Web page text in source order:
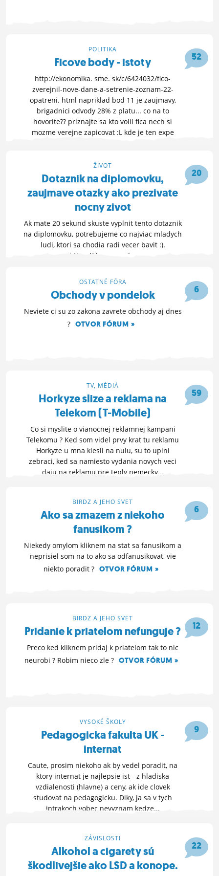
52
POLITIKA
Ficove body - istoty
http://ekonomika. sme. sk/c/6424032/fico-
zverejnil-nove-dane-a-setrenie-zoznam-22-
opatreni. html napriklad bod 11 je zaujmavy,
brigadnici odvody 28% z platu... co na to
hovorite?? priznajte sa kto volil fica nech si
mozme verejne zapicovat :L kde je ten expe
19. 6. 2012 18:05
20
ŽIVOT
Dotaznik na diplomovku,
zaujmave otazky ako prezivate
nocny zivot
Ak mate 20 sekund skuste vyplnit tento dotaznik
na diplomovku, potrebujeme co najviac mladych
ludi, ktori sa chodia radi vecer bavit :).
https://docs. google.
formkey=dDdiMVVMOG80d0EyNGo3QnRtdDhyTXc6MQ
OTVOR FÓRUM » 6
OSTATNÉ FÓRA
Obchody v pondelok
Neviete ci su zo zakona zavrete obchody aj dnes
? OTVOR FÓRUM »
59
TV, MÉDIÁ
Horkyze slize a reklama na
Telekom (T-Mobile)
Co si myslite o vianocnej reklamnej kampani
Telekomu ? Ked som videl prvy krat tu reklamu
Horkyze u mna klesli na nulu, su to uplni
zebraci, ked sa namiesto vydania novych veci
daju na reklamu pre teply nemecky...
15. 11. 2011 16:20
6
BIRDZ A JEHO SVET
Ako sa zmazem z niekoho
fanusikom ?
Niekedy omylom kliknem na stat sa fanusikom a
neprisiel som na to ako sa odfanusikovat, vie
niekto poradit ? OTVOR FÓRUM »
12
BIRDZ A JEHO SVET
Pridanie k priatelom nefunguje ?
Preco ked kliknem pridaj k priatelom tak to nic
neurobi ? Robim nieco zle ? OTVOR FÓRUM »
9
VYSOKÉ ŠKOLY
Pedagogicka fakulta UK -
internat
Caute, prosim niekoho ak by vedel poradit, na
ktory internat je najlepsie ist - z hladiska
vzdialenosti (hlavne) a ceny, ak ide clovek
studovat na pedagogicku. Diky, ja sa v tych
intrakoch vobec nevyznam kedze...
11. 7. 2011 21:08
22
ZÁVISLOSTI
Alkohol a cigarety sú
škodlivejšie ako LSD a konope.